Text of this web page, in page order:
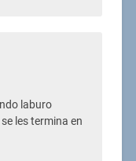
laburo
les termina en